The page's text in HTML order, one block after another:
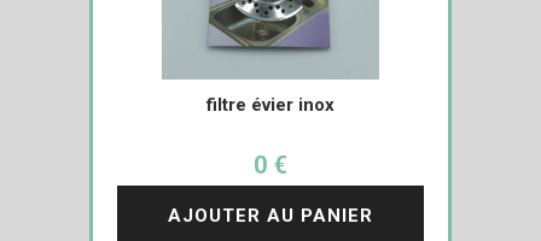
filtre évier inox
0 €
AJOUTER AU PANIER